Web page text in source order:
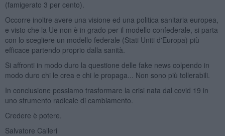
(famigerato 3 per cento).
Occorre inoltre avere una visione ed una politica sanitaria europea,
e visto che la Ue non è in grado per il modello confederale, si parta
con lo scegliere un modello federale (Stati Uniti d'Europa) più
efficace partendo proprio dalla sanità.
Si affronti in modo duro la questione delle fake news colpendo in
modo duro chi le crea e chi le propaga... Non sono più tollerabili.
In conclusione possiamo trasformare la crisi nata dal covid 19 in
uno strumento radicale di cambiamento.
Credere è potere.
Salvatore Calleri